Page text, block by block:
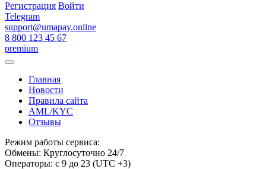
Регистрация Войти
Telegram
support@umapay.online
8 800 123 45 67
premium
Главная
Новости
Правила сайта
AML/KYC
Отзывы
Режим работы сервиса:
Обмены: Круглосуточно 24/7
Операторы: с 9 до 23 (UTC +3)